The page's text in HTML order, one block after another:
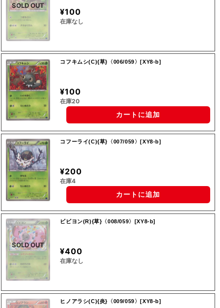
SOLD OUT
¥100
在庫なし
コフキムシ(C){草}〈006/059〉[XY8-b]
¥100
在庫20
カートに追加
コフーライ(C){草}〈007/059〉[XY8-b]
¥200
在庫4
カートに追加
SOLD OUT
ビビヨン(R){草}〈008/059〉[XY8-b]
¥400
在庫なし
ヒノアラシ(C){炎}〈009/059〉[XY8-b]